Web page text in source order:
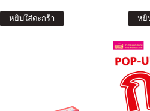
หยิบใส่ตะกร้า หยิ